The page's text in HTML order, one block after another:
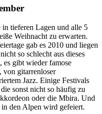
tieferen Lagen und alle 5
Weihnacht zu erwarten.
gab es 2010 und liegen
so schlecht aus dieses
es gibt wieder famose
von gitarrenloser
Jazz. Einige Festivals
sonst nicht so häufig zu
oder die Mbira. Und
den Alpen wird gefeiert.